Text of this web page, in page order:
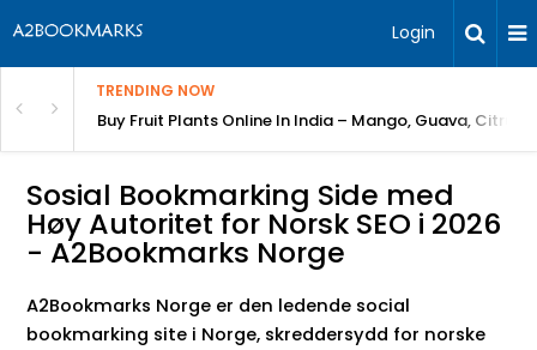
Login
TRENDING NOW
Gardening to Every City
Buy Fruit Plants Online In India – Mango, Guava, Citrus
Sosial Bookmarking Side med
Høy Autoritet for Norsk SEO i 2026
- A2Bookmarks Norge
A2Bookmarks Norge er den ledende social
bookmarking site i Norge, skreddersydd for norske